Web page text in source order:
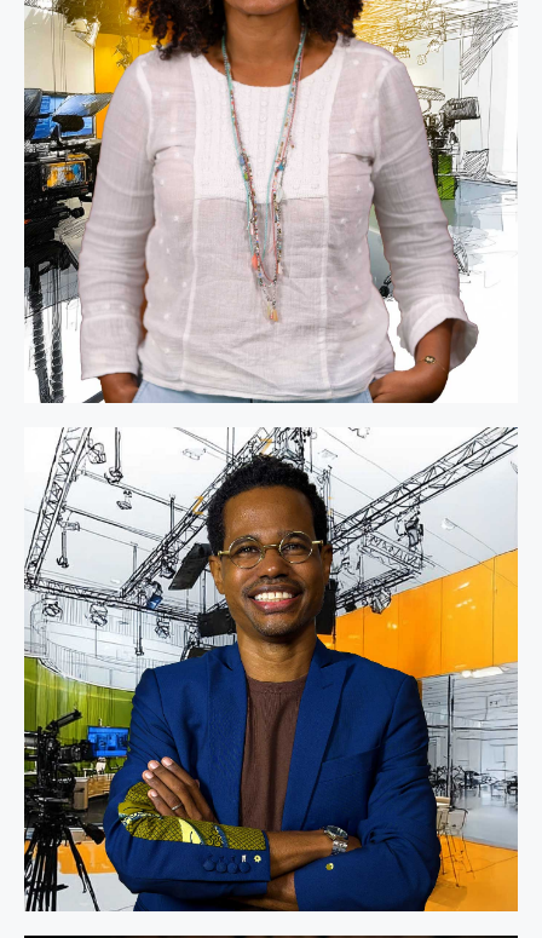
L'équipe